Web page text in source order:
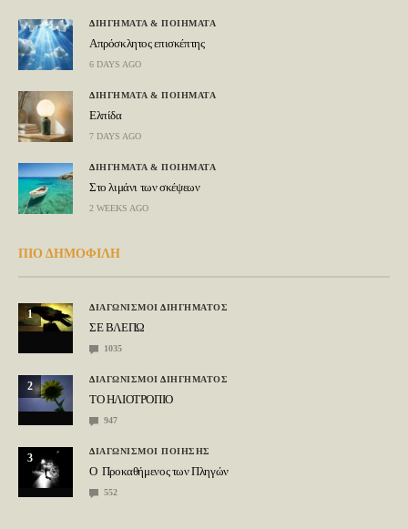
ΔΙΗΓΗΜΑΤΑ & ΠΟΙΗΜΑΤΑ
Απρόσκλητος επισκέπτης
6 DAYS AGO
ΔΙΗΓΗΜΑΤΑ & ΠΟΙΗΜΑΤΑ
Ελπίδα
7 DAYS AGO
ΔΙΗΓΗΜΑΤΑ & ΠΟΙΗΜΑΤΑ
Στο λιμάνι των σκέψεων
2 WEEKS AGO
ΠΙΟ ΔΗΜΟΦΙΛΗ
1
ΔΙΑΓΩΝΙΣΜΟΙ ΔΙΗΓΗΜΑΤΟΣ
ΣΕ ΒΛΕΠΩ
1035
2
ΔΙΑΓΩΝΙΣΜΟΙ ΔΙΗΓΗΜΑΤΟΣ
ΤΟ ΗΛΙΟΤΡΟΠΙΟ
947
3
ΔΙΑΓΩΝΙΣΜΟΙ ΠΟΙΗΣΗΣ
Ο Προκαθήμενος των Πληγών
552